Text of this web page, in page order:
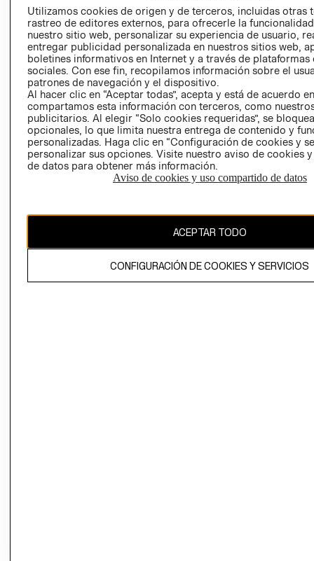
AVISO DE
PRIVACIDAD
GIFT CARD
AVISO DE
COOKIES
Uruguay ($U)
El contenido de esta página web está protegido por copyright y es
propiedad de H&M Hennes & Mauritz AB.
Utilizamos cookies de origen y de terceros, incluidas otras
rastreo de editores externos, para ofrecerle la
nuestro sitio web, personalizar su experiencia de usuario,
entregar publicidad personalizada en nuestros sitios web,
boletines informativos en Internet y a través de plataformas
sociales. Con ese fin, recopilamos información sobre el
patrones de navegación y el dispositivo.
Al hacer clic en “Aceptar todas”, acepta y está de acuerdo
compartamos esta información con terceros, como
publicitarios. Al elegir “Solo cookies requeridas”, se
opcionales, lo que limita nuestra entrega de contenido y
personalizadas. Haga clic en “Configuración de cookies y
personalizar sus opciones. Visite nuestro aviso de cookies
de datos para obtener más información.
Aviso de cookies y uso compartido de datos
ACEPTAR TODO
CONFIGURACIÓN DE COOKIES Y SERVICIOS